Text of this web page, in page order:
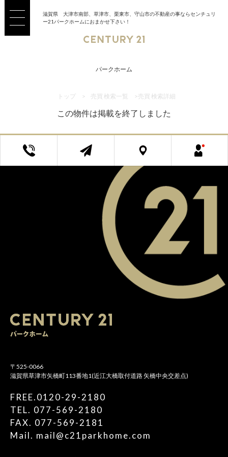
滋賀県 大津市南部、草津市、栗東市、守山市の不動産の事ならセンチュリ
ー21パークホームにおまかせ下さい！
パークホーム
トップ > 売買 検索一覧 > 売買 検索詳細
この物件は掲載を終了しました
〒525-0066
滋賀県草津市矢橋町113番地1(近江大橋取付道路 矢橋中央交差点)
FREE.0120-29-2180
TEL. 077-569-2180
FAX. 077-569-2181
Mail. mail@c21parkhome.com